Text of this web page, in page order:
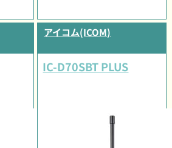
アイコム(ICOM)
IC-D70SBT PLUS